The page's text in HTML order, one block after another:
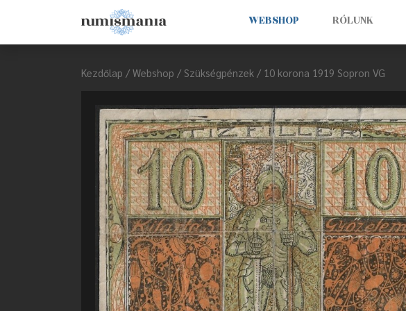
WEBSHOP RÓLUNK
Kezdőlap / Webshop / Szükségpénzek / 10 korona 1919 Sopron VG